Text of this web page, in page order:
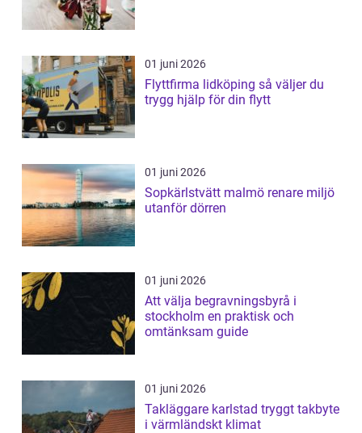
01 juni 2026
Flyttfirma lidköping så väljer du
trygg hjälp för din flytt
01 juni 2026
Sopkärlstvätt malmö renare miljö
utanför dörren
01 juni 2026
Att välja begravningsbyrå i
stockholm en praktisk och
omtänksam guide
01 juni 2026
Takläggare karlstad tryggt takbyte
i värmländskt klimat